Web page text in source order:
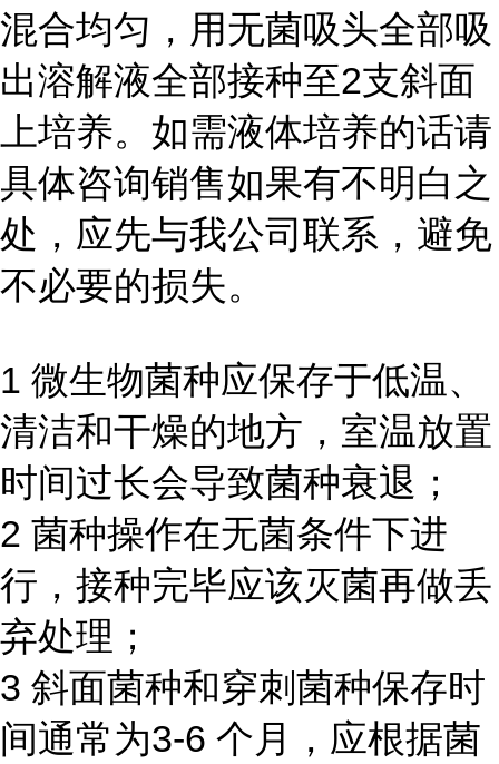
混合均匀，用无菌吸头全部吸
出溶解液全部接种至2支斜面
上培养。如需液体培养的话请
具体咨询销售如果有不明白之
处，应先与我公司联系，避免
不必要的损失。
1 微生物菌种应保存于低温、
清洁和干燥的地方，室温放置
时间过长会导致菌种衰退；
2 菌种操作在无菌条件下进
行，接种完毕应该灭菌再做丢
弃处理；
3 斜面菌种和穿刺菌种保存时
间通常为3-6 个月，应根据菌